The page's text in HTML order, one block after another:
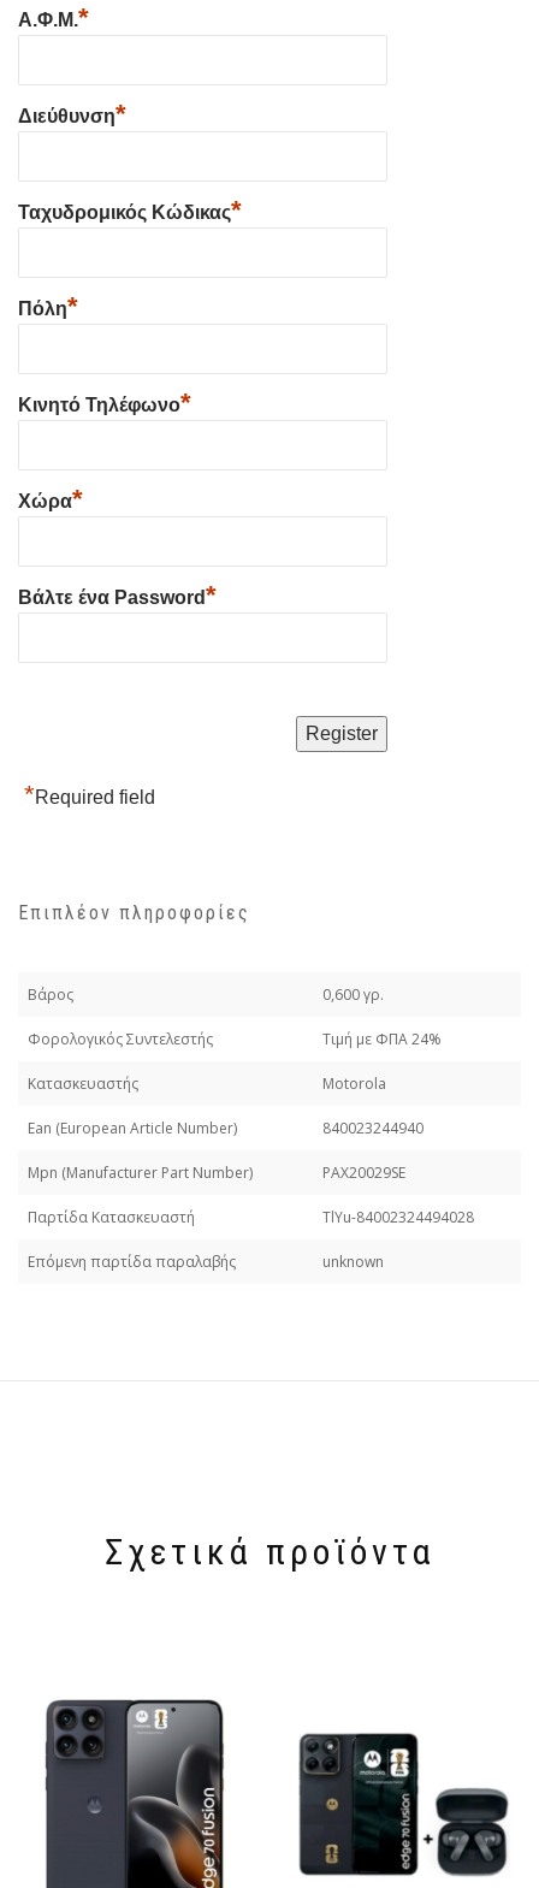
Α.Φ.Μ.*
Διεύθυνση*
Ταχυδρομικός Κώδικας*
Πόλη*
Κινητό Τηλέφωνο*
Χώρα*
Βάλτε ένα Password*
*Required field
Επιπλέον πληροφορίες
Βάρος 0,600 γρ.
Φορολογικός Συντελεστής Τιμή με ΦΠΑ 24%
Κατασκευαστής Motorola
Εan (European Article Number) 840023244940
Mpn (Manufacturer Part Number) PAX20029SE
Παρτίδα Κατασκευαστή TlYu-84002324494028
Επόμενη παρτίδα παραλαβής unknown
Σχετικά προϊόντα